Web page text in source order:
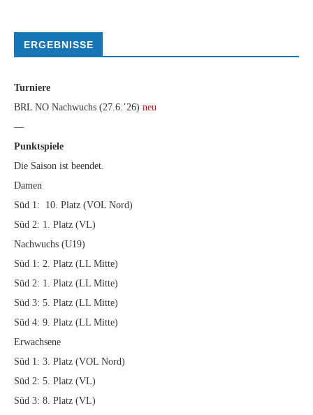
ERGEBNISSE
Turniere
BRL NO Nachwuchs (27.6.’26) neu
—
Punktspiele
Die Saison ist beendet.
Damen
Süd 1: 10. Platz (VOL Nord)
Süd 2: 1. Platz (VL)
Nachwuchs (U19)
Süd 1: 2. Platz (LL Mitte)
Süd 2: 1. Platz (LL Mitte)
Süd 3: 5. Platz (LL Mitte)
Süd 4: 9. Platz (LL Mitte)
Erwachsene
Süd 1: 3. Platz (VOL Nord)
Süd 2: 5. Platz (VL)
Süd 3: 8. Platz (VL)